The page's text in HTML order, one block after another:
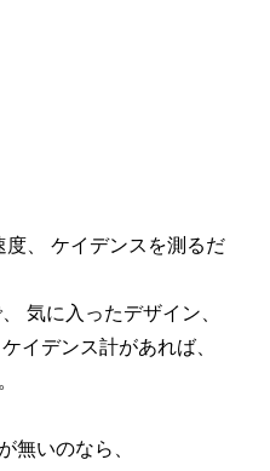
、 ケイデンスを測るだ
気に入ったデザイン、
イデンス計があれば、
無いのなら、